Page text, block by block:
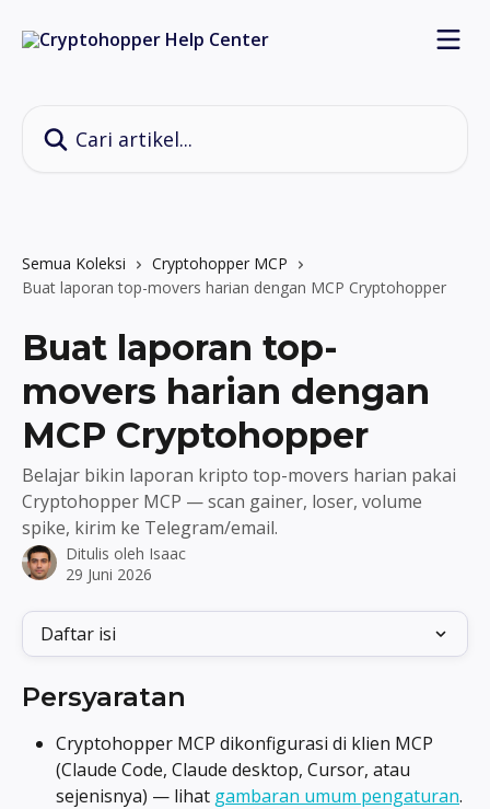
Semua Koleksi
Cryptohopper MCP
Buat laporan top-movers harian dengan MCP Cryptohopper
Buat laporan top-
movers harian dengan
MCP Cryptohopper
Belajar bikin laporan kripto top-movers harian pakai
Cryptohopper MCP — scan gainer, loser, volume
spike, kirim ke Telegram/email.
Ditulis oleh Isaac
29 Juni 2026
Daftar isi
Persyaratan
Cryptohopper MCP dikonfigurasi di klien MCP
(Claude Code, Claude desktop, Cursor, atau
sejenisnya) — lihat gambaran umum pengaturan.